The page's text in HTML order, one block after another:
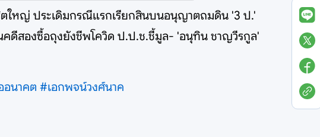
ตใหญ่ ประเดิมกรณีแรกเรียกสินบนอนุญาตถมดิน '3 ป.'
คดีสองซื้อถุงยังชีพโควิด ป.ป.ช.ชี้มูล- 'อนุทิน ชาญวีรกูล'
อนาคต #เอกพจน์วงศ์นาค